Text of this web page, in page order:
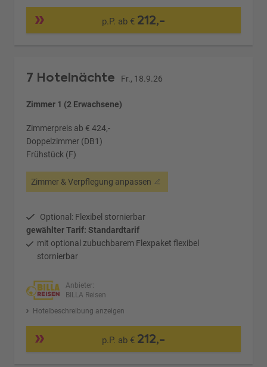
p.P. ab € 212,-
7 Hotelnächte Fr., 18.9.26
Zimmer 1 (2 Erwachsene)
Zimmerpreis ab € 424,-
Doppelzimmer (DB1)
Frühstück (F)
Zimmer & Verpflegung anpassen
Optional: Flexibel stornierbar
gewählter Tarif: Standardtarif
mit optional zubuchbarem Flexpaket flexibel
stornierbar
Anbieter:
BILLA Reisen
Hotelbeschreibung anzeigen
p.P. ab € 212,-